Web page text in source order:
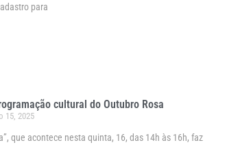
para
cultural do Outubro Rosa
15, 2025
que acontece nesta quinta, 16, das 14h às 16h, faz